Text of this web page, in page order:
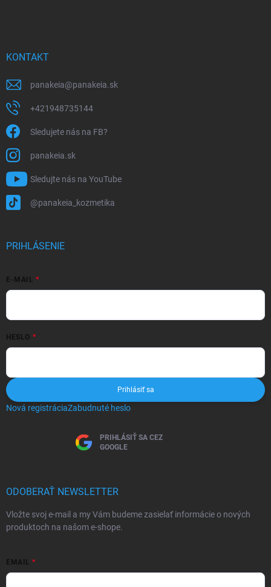
KONTAKT
panakeia@panakeia.sk
+421948735144
Sledujete nás na FB?
panakeia.sk
Sledujte nás na YouTube
@panakeia_kozmetika
PRIHLÁSENIE
E-MAIL
HESLO
Prihlásiť sa
Nová registráciaZabudnuté heslo
PRIHLÁSIŤ SA CEZ
GOOGLE
ODOBERAŤ NEWSLETTER
Vložte svoj e-mail a my Vám budeme zasielať informácie o nových
produktoch na našom e-shope.
EMAIL